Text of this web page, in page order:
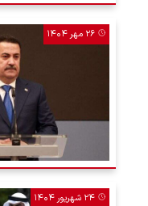
۲۶ مهر ۱۴۰۴
۲۴ شهریور ۱۴۰۴